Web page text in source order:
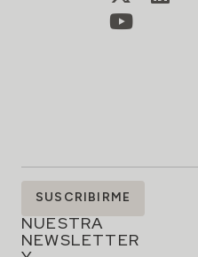
SUSCRÍBETE
NUESTRA
NEWSLETTER
SUSCRIBIRME